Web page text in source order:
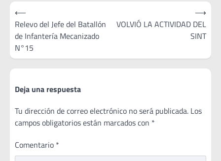
Navegación
de
entradas
⟵
Relevo del Jefe del Batallón
de Infantería Mecanizado
N°15
VOLVIÓ LA ACTIVIDAD DEL
SINT
⟶
Deja una respuesta
Tu dirección de correo electrónico no será publicada. Los
campos obligatorios están marcados con *
Comentario *